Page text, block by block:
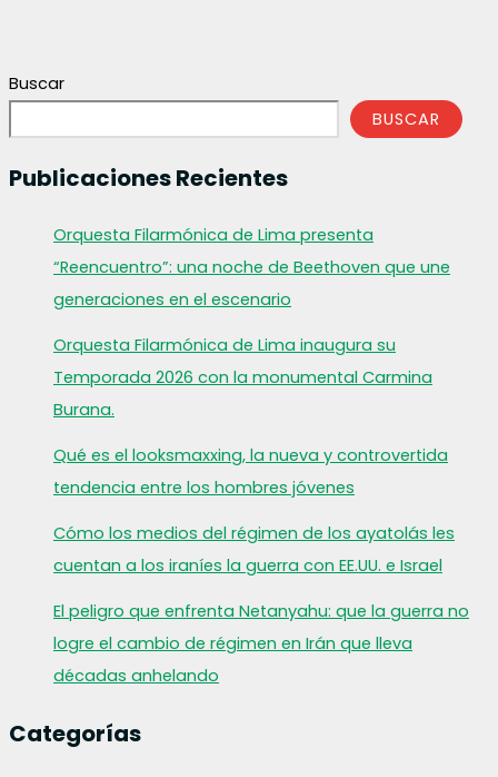
Buscar
BUSCAR
Publicaciones Recientes
Orquesta Filarmónica de Lima presenta
“Reencuentro”: una noche de Beethoven que une
generaciones en el escenario
Orquesta Filarmónica de Lima inaugura su
Temporada 2026 con la monumental Carmina
Burana.
Qué es el looksmaxxing, la nueva y controvertida
tendencia entre los hombres jóvenes
Cómo los medios del régimen de los ayatolás les
cuentan a los iraníes la guerra con EE.UU. e Israel
El peligro que enfrenta Netanyahu: que la guerra no
logre el cambio de régimen en Irán que lleva
décadas anhelando
Categorías